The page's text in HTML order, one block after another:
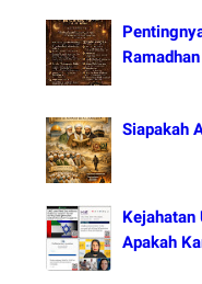
Siapakah
Kejahatan
Apakah